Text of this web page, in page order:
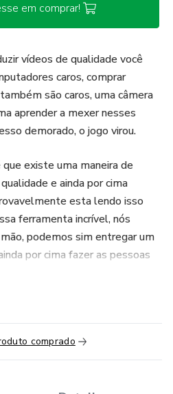
em comprar!
vídeos de qualidade você
caros, comprar
são caros, uma câmera
aprender a mexer nesses
demorado, o jogo virou.
existe uma maneira de
e ainda por cima
esta lendo isso
ferramenta incrível, nós
podemos sim entregar um
por cima fazer as pessoas
muito mais rápida e
agora, fazer parte
Mobile, a geração que tem
comprado